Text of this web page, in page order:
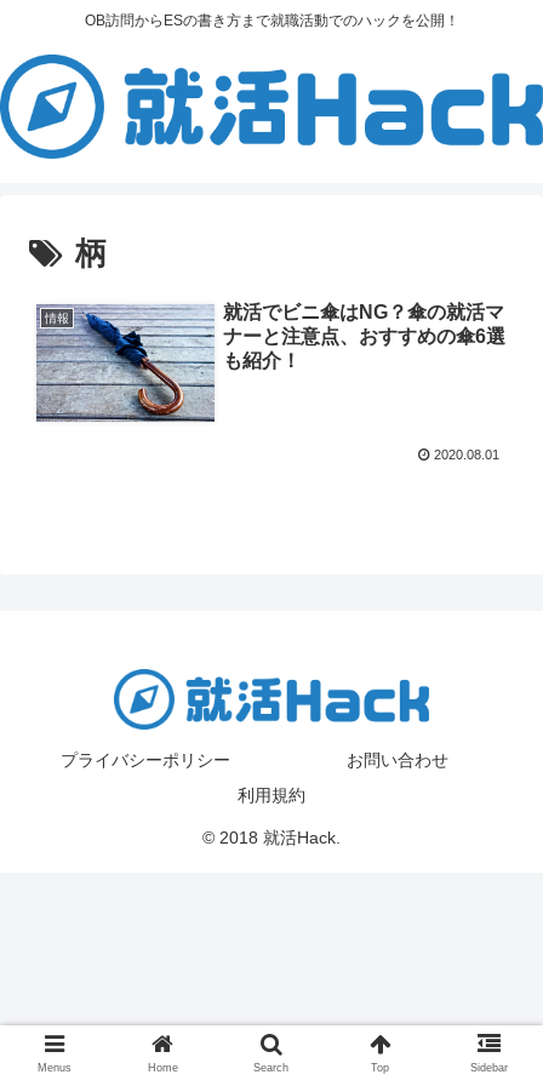
OB訪問からESの書き方まで就職活動でのハックを公開！
柄
情報
就活でビニ傘はNG？傘の就活マ
ナーと注意点、おすすめの傘6選
も紹介！
2020.08.01
プライバシーポリシー
お問い合わせ
利用規約
© 2018 就活Hack.
Menus Home Search Top Sidebar